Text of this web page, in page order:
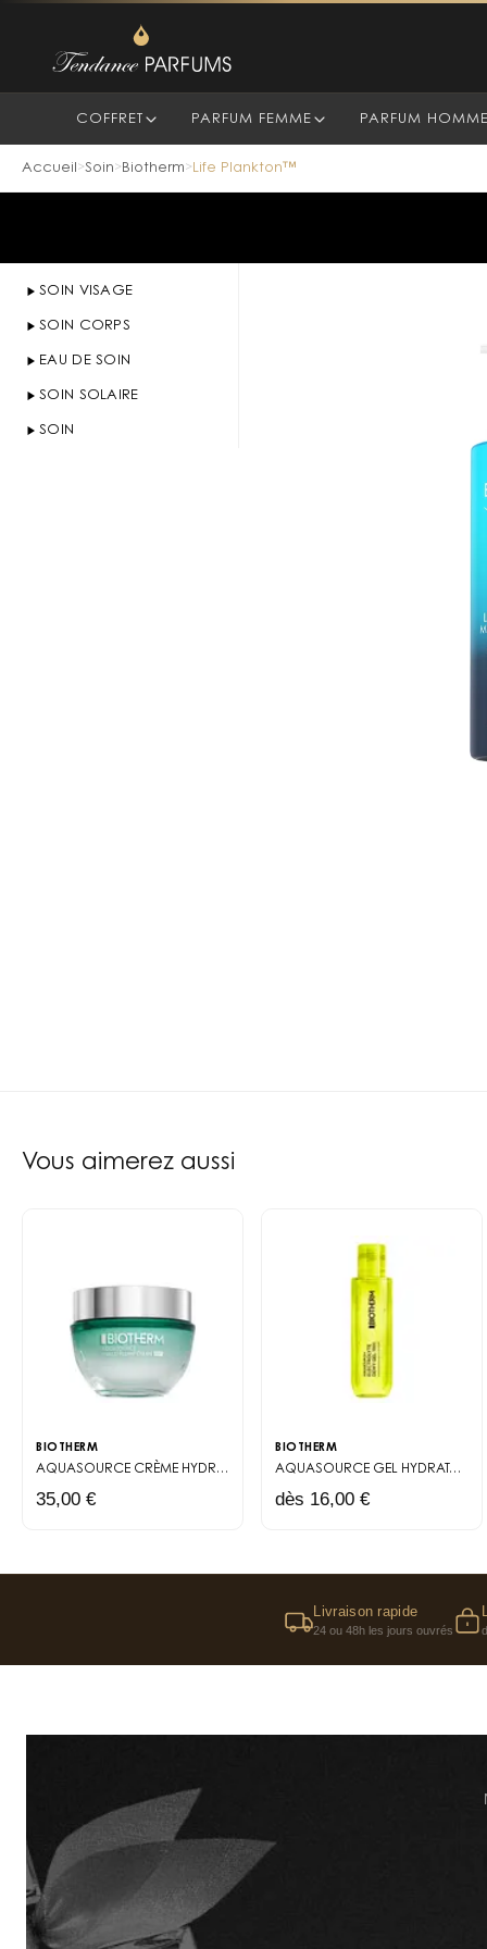
COFFRET PARFUM FEMME PARFUM HOMME
Accueil >Soin> Biotherm> Life Plankton™
SOIN VISAGE
SOIN CORPS
EAU DE SOIN
SOIN SOLAIRE
SOIN
Vous aimerez aussi
BIOTHERM
AQUASOURCE CRÈME HYDRATANTE ET PROTECTRICE SPF30
35,00 €
BIOTHERM
AQUASOURCE GEL HYDRATANT LÉGER ENRICHI EN ÉLECTROLYTES
dès 16,00 €
Livraison rapide
24 ou 48h les jours ouvrés